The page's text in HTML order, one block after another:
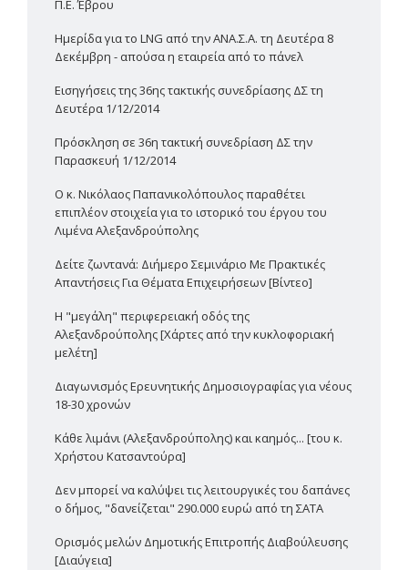
Π.Ε. Έβρου
Ημερίδα για το LNG από την ΑΝΑ.Σ.Α. τη Δευτέρα 8
Δεκέμβρη - απούσα η εταιρεία από το πάνελ
Εισηγήσεις της 36ης τακτικής συνεδρίασης ΔΣ τη
Δευτέρα 1/12/2014
Πρόσκληση σε 36η τακτική συνεδρίαση ΔΣ την
Παρασκευή 1/12/2014
Ο κ. Νικόλαος Παπανικολόπουλος παραθέτει
επιπλέον στοιχεία για το ιστορικό του έργου του
Λιμένα Αλεξανδρούπολης
Δείτε ζωντανά: Διήμερο Σεμινάριο Με Πρακτικές
Απαντήσεις Για Θέματα Επιχειρήσεων [Βίντεο]
Η "μεγάλη" περιφερειακή οδός της
Αλεξανδρούπολης [Χάρτες από την κυκλοφοριακή
μελέτη]
Διαγωνισμός Ερευνητικής Δημοσιογραφίας για νέους
18-30 χρονών
Κάθε λιμάνι (Αλεξανδρούπολης) και καημός... [του κ.
Χρήστου Κατσαντούρα]
Δεν μπορεί να καλύψει τις λειτουργικές του δαπάνες
ο δήμος, "δανείζεται" 290.000 ευρώ από τη ΣΑΤΑ
Ορισμός μελών Δημοτικής Επιτροπής Διαβούλευσης
[Διαύγεια]